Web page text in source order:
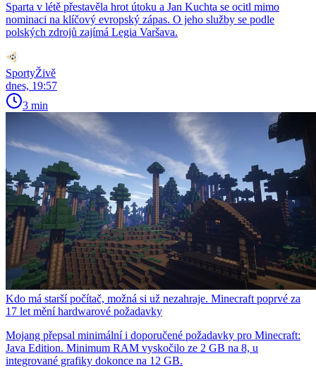
Sparta v létě přestavěla hrot útoku a Jan Kuchta se ocitl mimo
nominaci na klíčový evropský zápas. O jeho služby se podle
polských zdrojů zajímá Legia Varšava.
SportyŽivě
dnes, 19:57
3 min
Kdo má starší počítač, možná si už nezahraje. Minecraft poprvé za
17 let mění hardwarové požadavky
Mojang přepsal minimální i doporučené požadavky pro Minecraft:
Java Edition. Minimum RAM vyskočilo ze 2 GB na 8, u
integrované grafiky dokonce na 12 GB.